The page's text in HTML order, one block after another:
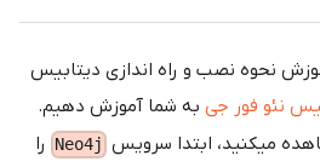
نحوه نصب و راه اندازی دیتابیس
نئو فور جی به شما آموزش دهیم.
میکنید، ابتدا سرویس Neo4j
را